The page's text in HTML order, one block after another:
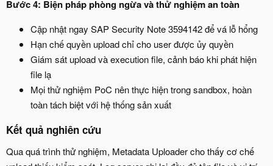
Bước 4: Biện pháp phòng ngừa và thử nghiệm an toàn
Cập nhật ngay SAP Security Note 3594142 để vá lỗ hổng
Hạn chế quyền upload chỉ cho user được ủy quyền
Giám sát upload và execution file, cảnh báo khi phát hiện
file lạ
Mọi thử nghiệm PoC nên thực hiện trong sandbox, hoàn
toàn tách biệt với hệ thống sản xuất
Kết quả nghiên cứu
Qua quá trình thử nghiệm, Metadata Uploader cho thấy cơ chế